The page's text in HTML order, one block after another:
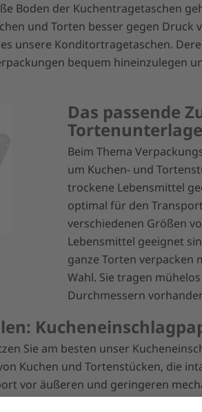
Boden der Kuchentragetaschen
und Torten besser gegen Druck
unsere Konditortragetaschen.
bequem hineinzulegen
Das passende
Beim Thema
um Kuchen- und
trockene Lebensmittel
optimal für den
verschiedenen Größen
Lebensmittel geeignet
ganze Torten verpacken
Wahl. Sie tragen
Durchmessern
Sie am besten unser
Kuchen und Tortenstücken, die
vor äußeren und geringeren
um dekorative